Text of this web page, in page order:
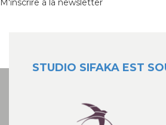
M'inscrire à la newsletter
STUDIO SIFAKA EST